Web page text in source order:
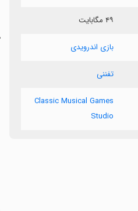
۴۹ مگابایت
بازی اندرویدی
تفننی
Classic Musical Games
Studio